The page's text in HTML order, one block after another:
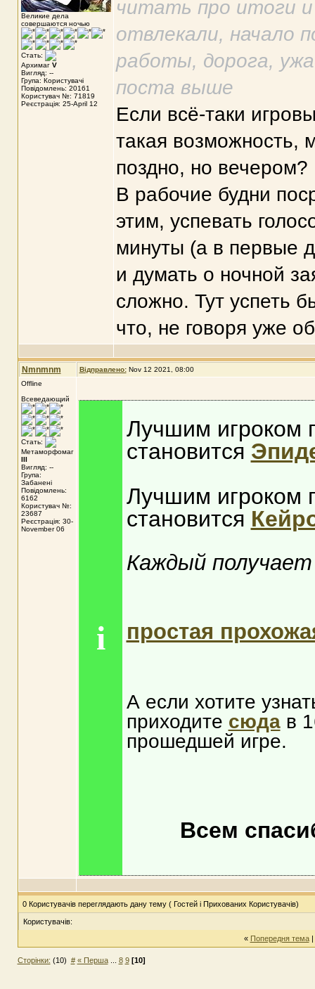
Великие дела
совершаются ночью
Стать:
Архимаг V
Вигляд: --
Група: Користувачі
Повідомлень: 20161
Користувач №: 71819
Реєстрація: 25-April 12
читать про итоги
отвлекали, начало
работы, дорога,
поста выше
Если всё-таки
такая возможность,
поздно, но вечером?
В рабочие будни
этим, успевать
минуты (а в первые
и думать о ночной
сложно. Тут успеть
что, не говоря уже
Nmnmnm Відправлено: Nov 12 2021, 08:00
Offline
Всеведающий
Стать:
Метаморфомаг
III
Вигляд: --
Група:
Забанені
Повідомлень:
6162
Користувач №:
23687
Реєстрація: 30-
November 06
i
Лучшим игроком
становится
Лучшим игроком
становится
Каждый
простая
А если хотите
приходите сюдав
прошедшей игре.
Всем
0 Користувачів переглядають дану тему ( Гостей і Прихованих Користувачів)
Користувачів:
« Попередня тема|
Сторінки: (10) # « Перша... 8 9 [10]